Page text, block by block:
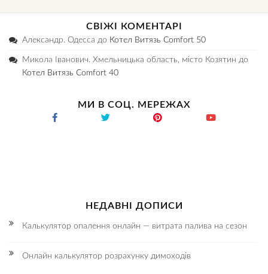
СВІЖІ КОМЕНТАРІ
Александр. Одесса до Котел Витязь Comfort 50
Микола Іванович. Хмельницька область, місто Козятин до
Котел Витязь Comfort 40
МИ В СОЦ. МЕРЕЖАХ
НЕДАВНІ ДОПИСИ
Калькулятор опалення онлайн — витрата палива на сезон
Онлайн калькулятор розрахунку димоходів